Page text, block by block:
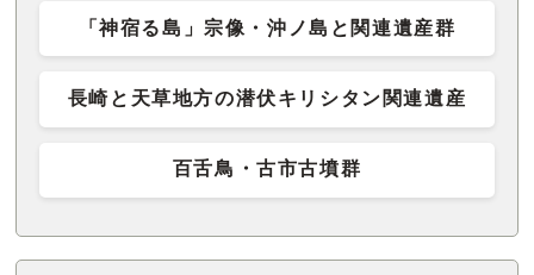
「神宿る島」宗像・沖ノ島と関連遺産群
長崎と天草地方の潜伏キリシタン関連遺産
百舌鳥・古市古墳群